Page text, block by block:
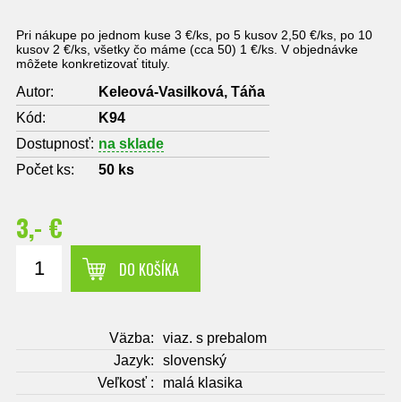
Pri nákupe po jednom kuse 3 €/ks, po 5 kusov 2,50 €/ks, po 10
kusov 2 €/ks, všetky čo máme (cca 50) 1 €/ks. V objednávke
môžete konkretizovať tituly.
Autor:
Keleová-Vasilková, Táňa
Kód:
K94
Dostupnosť: na sklade
Počet ks:
50 ks
3,- €
DO KOŠÍKA
Väzba:
viaz. s prebalom
Jazyk:
slovenský
Veľkosť :
malá klasika